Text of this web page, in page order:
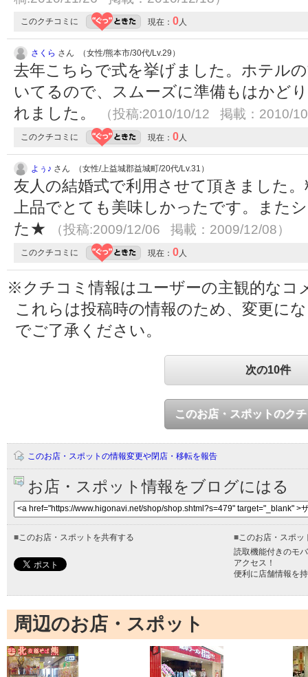
このクチコミに 現在： 0 人
さくら さん （女性/熊本市/30代/Lv.29）
去年こちらで式を挙げました。ホテル
いてるので、スムーズに準備もはかど
れました。
（投稿:2010/10/12 掲載：2010/
このクチコミに 現在： 0 人
よぅ♪ さん （女性/上益城郡益城町/20代/Lv.31）
友人の結婚式で利用させて頂きました
上品でとても美味しかったです。また
た★
（投稿:2009/12/06 掲載：2009/12/08）
このクチコミに 現在： 0 人
※クチコミ情報はユーザーの主観的なコ
これらは投稿時の情報のため、変更に
でご了承ください。
次の10件
このお店・スポットのク
このお店・スポットの情報変更や閉店・移転を報告
お店・スポット情報をブログにはる
■ このお店・スポットを共有する ■ このお店・スポ
読取機能付きのモ
アクセス！
便利に店舗情報を
周辺のお店・スポット